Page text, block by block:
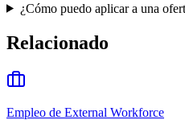
¿Cómo puedo aplicar a una
Relacionado
Empleo de External Workforce